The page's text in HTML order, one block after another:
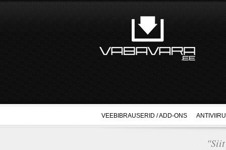
VEEBIBRAUSERID / ADD-ONS